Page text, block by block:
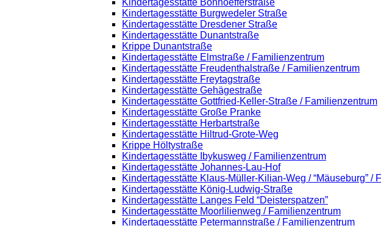
Kindertagesstätte Burgwedeler Straße
Kindertagesstätte Dresdener Straße
Kindertagesstätte Dunantstraße
Krippe Dunantstraße
Kindertagesstätte Elmstraße / Familienzentrum
Kindertagesstätte Freudenthalstraße / Familienzentrum
Kindertagesstätte Freytagstraße
Kindertagesstätte Gehägestraße
Kindertagesstätte Gottfried-Keller-Straße / Familienzentrum
Kindertagesstätte Große Pranke
Kindertagesstätte Herbartstraße
Kindertagesstätte Hiltrud-Grote-Weg
Krippe Höltystraße
Kindertagesstätte Ibykusweg / Familienzentrum
Kindertagesstätte Johannes-Lau-Hof
Kindertagesstätte Klaus-Müller-Kilian-Weg / “Mäuseburg” /
Kindertagesstätte König-Ludwig-Straße
Kindertagesstätte Langes Feld “Deisterspatzen”
Kindertagesstätte Moorlilienweg / Familienzentrum
Kindertagesstätte Petermannstraße / Familienzentrum